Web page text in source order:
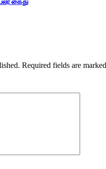
Required fields are marked